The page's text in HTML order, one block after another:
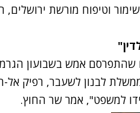
וטיפוח מורשת
שהתפרסם אמש בשבועון
לבנון לשעבר, רפיק אל-
למשפט", אמר שר החוץ.